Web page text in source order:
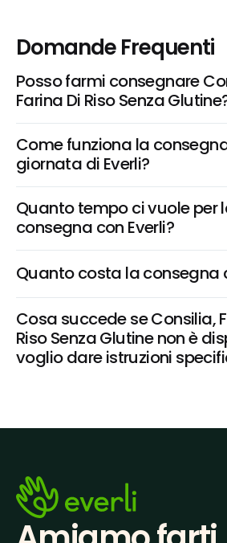
Domande Frequenti
Posso farmi consegnare
Farina Di Riso Senza
Come funziona la
giornata di Everli?
Quanto tempo ci vuole per
consegna con Everli?
Quanto costa la consegna
Cosa succede se Consilia,
Riso Senza Glutine non è
voglio dare istruzioni